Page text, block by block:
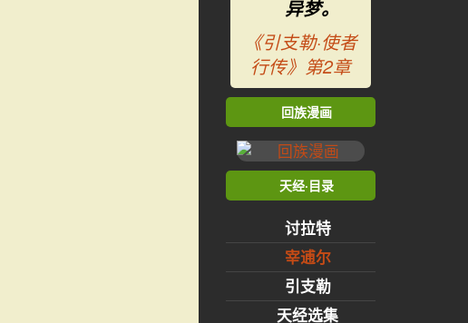
异梦。
《引支勒·使者
行传》第2章
回族漫画
天经·目录
讨拉特
宰逋尔
引支勒
天经选集